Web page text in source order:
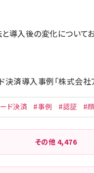
導入後の変化についてお
決済導入事例「株式会社
ド決済 #事例 #認証 #
その他 4,476